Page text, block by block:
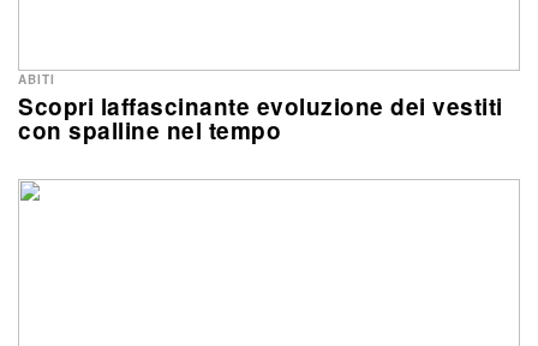
Scopri laffascinante evoluzione dei vestiti
con spalline nel tempo
ABITI